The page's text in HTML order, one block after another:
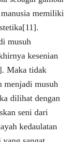
memiliki
musuh
kesenian
Maka tidak
menjadi musuh
dilihat dengan
seni dari
kedaulatan